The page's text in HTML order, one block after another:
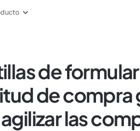
de
de compra
las